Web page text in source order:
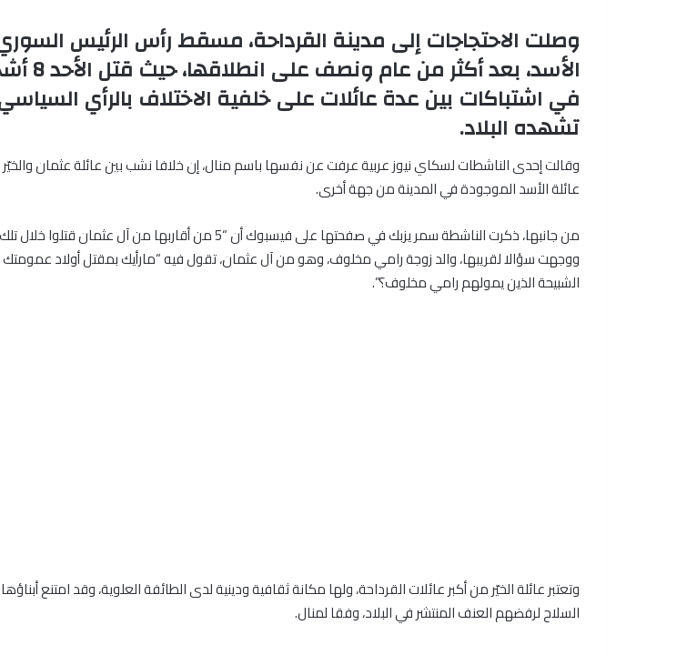
وصلت الاحتجاجات إلى مدينة القرداحة، مسقط رأس الرئيس
الأسد، بعد أكثر من
في اشتباكات بين عدة عائلات على خلفية الاختلاف بالرأي السياسي
تشهده البلاد.
وقالت إحدى الناشطات لسكاي نيوز عربية عرفت عن نفسها باسم منال، إن خلافا نشب بين عائلة عثمان
عائلة الأسد الموجودة في المدينة من جهة أخرى.
من جانبها، ذكرت الناشطة سمر يزبك في صفحتها على فيسبوك أن “5 من أقاربها من آل
ووجهت سؤالا لقريبها، والد زوجة رامي مخلوف، وهو من آل عثمان، تقول فيه “مارأيك بمقتل أولاد
الشبيحة الذين يمولهم رامي مخلوف؟”.
وتعتبر عائلة الخيّر من أكبر عائلات القرداحة، ولها مكانة ثقافية ودينية لدى الطائفة العلوية، وقد امتنع
السلاح لرفضهم العنف المنتشر في البلاد، وفقا لمنال.